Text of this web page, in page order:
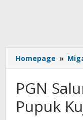
Homepage »
PGN
Pupuk